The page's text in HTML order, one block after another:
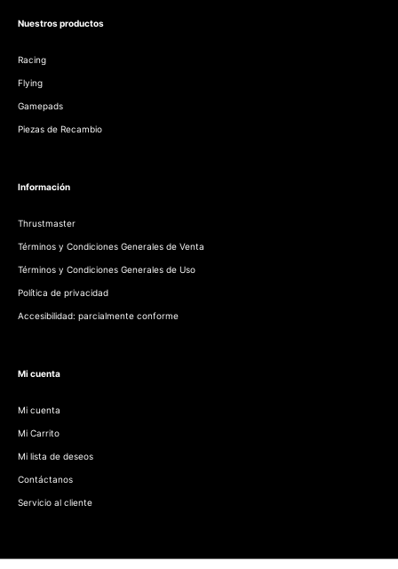
Nuestros productos
Racing
Flying
Gamepads
Piezas de Recambio
Información
Thrustmaster
Términos y Condiciones Generales de Venta
Términos y Condiciones Generales de Uso
Política de privacidad
Accesibilidad: parcialmente conforme
Mi cuenta
Mi cuenta
Mi Carrito
Mi lista de deseos
Contáctanos
Servicio al cliente